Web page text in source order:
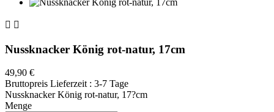
 
Nussknacker König rot-natur, 17cm
49,90 €
Bruttopreis Lieferzeit : 3-7 Tage
Nussknacker König rot-natur, 17?cm
Menge